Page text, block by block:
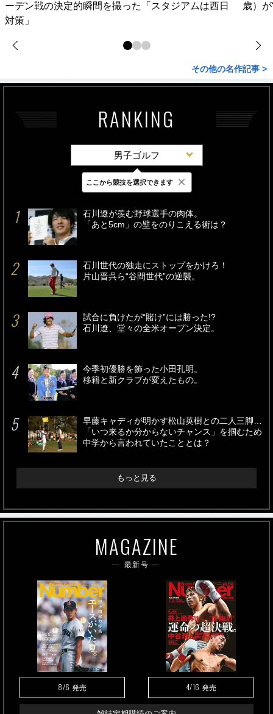
ーデン戦の決定的瞬間を撮った「スタジアムは西日
対策」
歳）
その他の名作記事 >
RANKING
男子ゴルフ
最新 24時間 週間
石川遼が羨む野球選手の肉体。
「あと5cm」の壁をのりこえる術は？
石川世代の独走にストップをかけろ！
片山晋呉ら“谷間世代”の逆襲。
試合に負けたが“賭け”には勝った!?
石川遼、堂々の全米オープン決定。
今季初優勝を飾った小田孔明。
移籍と新クラブが変えたもの。
早藤キャディが明かす松山英樹との二人三脚…
「いつ来るか分からないチャンス」を掴むため
中学から言われていたこととは？
もっと見る
MAGAZINE
最新号
8/6 発売 4/16 発売
ここから競技を選択できます ×